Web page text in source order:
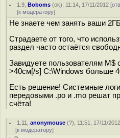
1.9 ,Boboms (ok), 11:14, 17/11/2012 [
[к модератору]
Не знаете чем занять ваши
Страдаете от того, что
раздел часто остаётся
Завидуете пользователям M$
>40см[/s] C:\Windows больше
Есть решение! Системные
передовыми .po и .mo решат
счёта!
1.11 ,anonymouse (?), 11:51, 17/11/
[к модератору]